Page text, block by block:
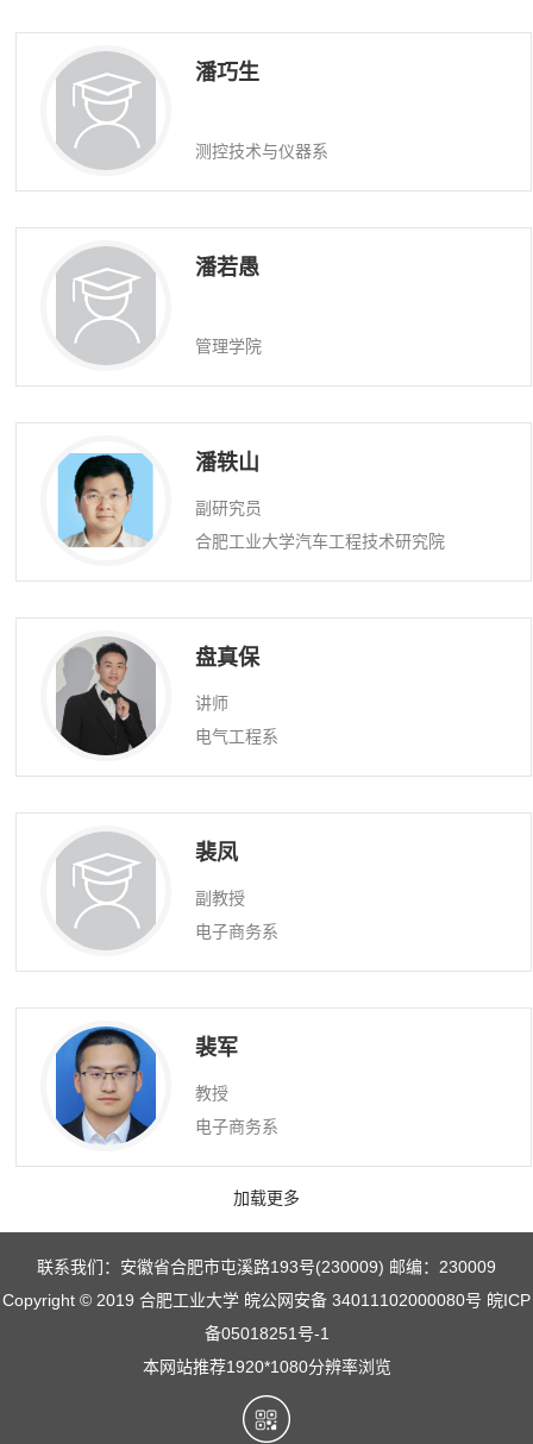
潘巧生
测控技术与仪器系
潘若愚
管理学院
潘轶山
副研究员
合肥工业大学汽车工程技术研究院
盘真保
讲师
电气工程系
裴凤
副教授
电子商务系
裴军
教授
电子商务系
加载更多
联系我们：安徽省合肥市屯溪路193号(230009) 邮编：230009
Copyright © 2019 合肥工业大学 皖公网安备 34011102000080号 皖ICP
备05018251号-1
本网站推荐1920*1080分辨率浏览